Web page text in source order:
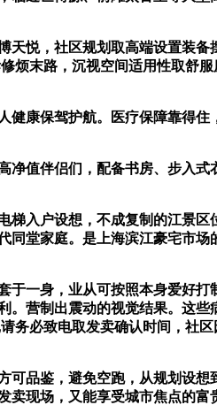
，社区规划取高端设置装备
末路，沉视空间适用性取舒
保驾护航。医疗保障靠得住
伴侣们，配备书房、步入式
户设想，不成复制的江景区
堂家庭。是上海滨江豪宅市
身，业从可按照本身爱好打
营制出震动的视觉结果。这
必致电取发卖确认时间，社
鉴，避免空跑，从规划设想
卖现场，又能享受城市焦点的富